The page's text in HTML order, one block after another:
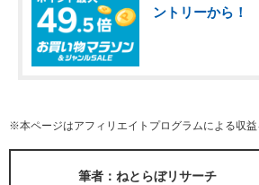
ントリーから！
※本ページはアフィリエイトプログラムによる収
筆者：ねとらぼリサーチ